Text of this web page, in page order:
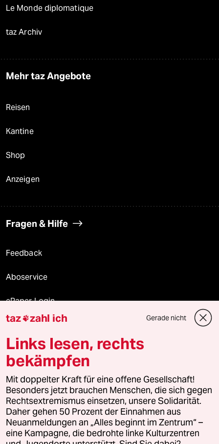
Le Monde diplomatique
taz Archiv
Mehr taz Angebote
Reisen
Kantine
Shop
Anzeigen
Fragen & Hilfe
Feedback
Aboservice
ePaper Login
Downloads für Abonnierende
© 2026 taz Verlags und Vertriebs GmbH
Alle Rechte vorbehalten. Bei rechtlichen Fragen oder für Genehmigungen
wenden Sie sich bitte an lizenzen@taz.de
Feedback Redaktionsstatut Kommune-Richtlinien
Leitlinie Informant Datenschutz Impressum AGB
taz zahl ich Gerade nicht
Links lesen, rechts
bekämpfen
Mit doppelter Kraft für eine offene Gesellschaft!
Besonders jetzt brauchen Menschen, die sich gegen
Rechtsextremismus einsetzen, unsere Solidarität.
Daher gehen 50 Prozent der Einnahmen aus
Neuanmeldungen an „Alles beginnt im Zentrum“ –
eine Kampagne, die bedrohte linke Kulturzentren